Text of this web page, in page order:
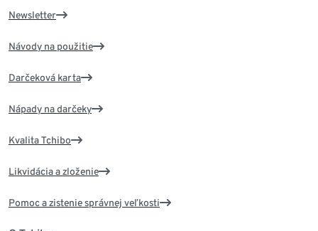
Newsletter
Návody na použitie
Darčeková karta
Nápady na darčeky
Kvalita Tchibo
Likvidácia a zloženie
Pomoc a zistenie správnej veľkosti